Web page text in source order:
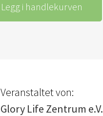
Legg i handlekurven
Veranstaltet von:
Glory Life Zentrum e.V.